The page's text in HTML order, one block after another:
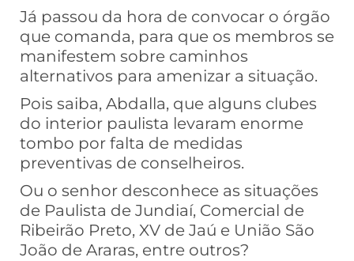
Já passou da hora de convocar o órgão
que comanda, para que os membros se
manifestem sobre caminhos
alternativos para amenizar a situação.
Pois saiba, Abdalla, que alguns clubes
do interior paulista levaram enorme
tombo por falta de medidas
preventivas de conselheiros.
Ou o senhor desconhece as situações
de Paulista de Jundiaí, Comercial de
Ribeirão Preto, XV de Jaú e União São
João de Araras, entre outros?